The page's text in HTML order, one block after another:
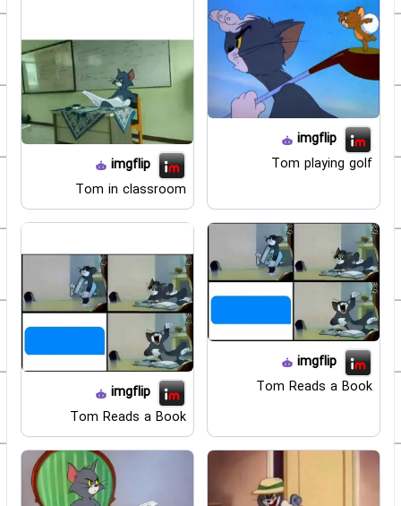
imgflip
Tom playing golf
imgflip
Tom in classroom
imgflip
Tom Reads a Book
imgflip
Tom Reads a Book